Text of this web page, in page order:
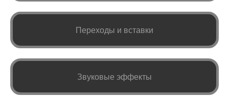
Переходы и вставки
Звуковые эффекты